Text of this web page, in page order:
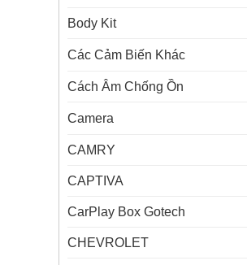
Body Kit
Các Cảm Biến Khác
Cách Âm Chống Ồn
Camera
CAMRY
CAPTIVA
CarPlay Box Gotech
CHEVROLET